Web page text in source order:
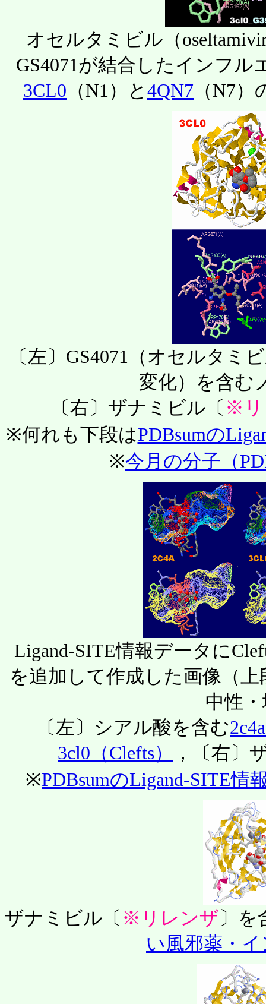
オセルタミビル（
GS4071が結合したインフ
3CL0 （N1）と 4QN7 （N7
〔左〕GS4071（オセルタミ
変化）を含む
〔右〕ザナミビル〔 ※リ
※何れも下段はPDBsumの
※今月の分子（
Ligand-SITE情報データに
を追加して作成した画像（上
中性
〔左〕シアル酸を含む
3cl0（Clefts）
，〔右〕
※PDBsumのLigand-SITE情
ザナミビル〔 ※リレンザ 〕を
い風邪薬・